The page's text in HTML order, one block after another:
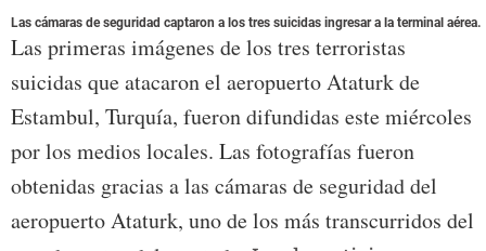
Las cámaras de seguridad captaron a los tres suicidas ingresar a la terminal aérea.
Las primeras imágenes de los tres terroristas
suicidas que atacaron el aeropuerto Ataturk de
Estambul, Turquía, fueron difundidas este miércoles
por los medios locales. Las fotografías fueron
obtenidas gracias a las cámaras de seguridad del
aeropuerto Ataturk, uno de los más transcurridos del